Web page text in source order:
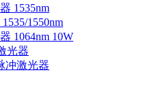
1535nm
1550nm
1064nm 10W
光器
冲激光器